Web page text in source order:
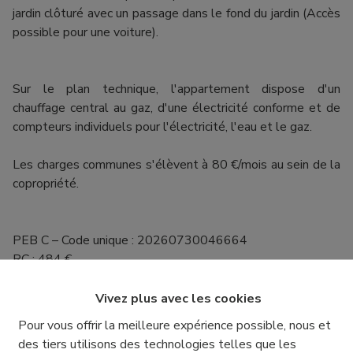
Vivez plus avec les cookies
Pour vous offrir la meilleure expérience possible, nous et
des tiers utilisons des technologies telles que les
jardin clôturé avec un passage dans le fond du jardin (Accès
possible pour une voiture).
Sur le plan technique, l'appartement dispose d'un
chauffage central au gaz, d'une électricité conforme et de
compteurs individuels pour l'électricité, l'eau et le gaz.
Les charges communes s'élèvent à 80 €/mois au sein de la
copropriété.
PEB C – Code unique : 20260730046664
RC : 484 €
Faire offre à partir de 249.000 €, sous réserve
d'acceptation des vendeurs.